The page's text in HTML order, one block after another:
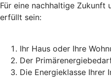
Für eine nachhaltige Zukunft
erfüllt sein:
Ihr Haus oder Ihre
Der
Die Energieklasse Ihrer